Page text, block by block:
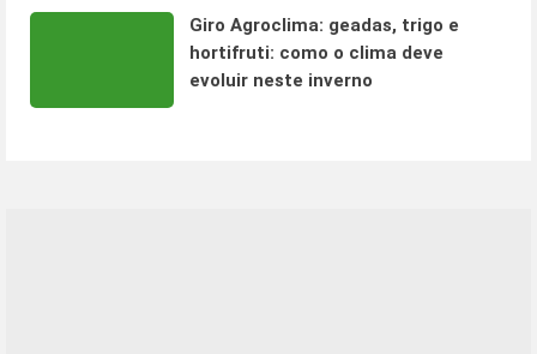
Giro Agroclima: geadas, trigo e
hortifruti: como o clima deve
evoluir neste inverno